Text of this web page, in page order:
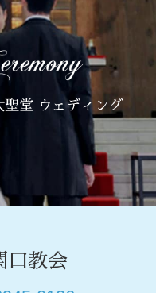
堂 ウェディング
口教会